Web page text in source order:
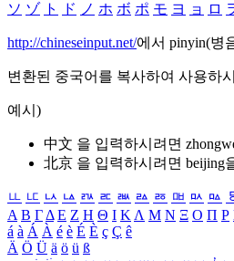
ソ ゾ ト ド ノ ホ ボ ポ モ ヨ ョ ロ
http://chineseinput.net/에서 pinyin(병
변환된 중국어를 복사하여 사용하
예시)
中文 을 입력하시려면
北京 을 입력하시려면 beijing
ㅥ ㅦ ㅧ ㅨ ㅩ ㅪ ㅫ ㅬ ㅭ ㅮ ㅯ ㅰ
Α Β ΓΔ Ε Ζ Η Θ Ι ΚΛ Μ Ν Ξ Ο Π Ρ
á à Á À é è É È ç Ç ê
Ä Ö Ü ä ö ü ß